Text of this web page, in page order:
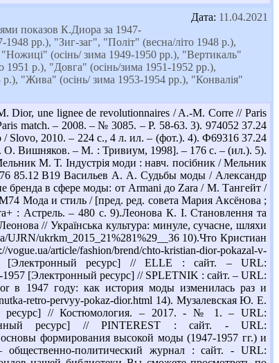
Дата: 11.04.2021
показов К.Диора за 1947-
рр.), "Зиг-заг", "Політ" (весна/літо 1948 р.),
(осінь/ зима 1949-1950 рр.), "Вертикаль"
1951 р.), "Довга" (осінь/зима 1951-1952 рр.),
"Жива" (осінь/ зима 1953-1954 рр.), "Конвалія"
une lignee de revolutionnaires / A.-M. Corre // Paris
match. – 2008. – № 3085. – P. 58-63. 3). 974052 37.24
2010. – 224 с., 4 л. ил. – (фот.). 4). Ф69316 37.24
Вишняков. – М. : Тривиум, 1998]. – 176 с. – (ил.). 5).
М. Т. Індустрія моди : навч. посібник / Мельник
85.12 В19 Васильев А. А. Судьбы моды / Александр
в сфере моды: от Armani до Zara / М. Тангейт /
Мода и стиль / [пред. ред. совета Мария Аксёнова ;
: Астрель. – 480 с. 9).Леонова К. І. Становлення та
// Українська культура: минуле, сучасне, шляхи
ukrkm_2015_21%281%29__36 10).Что Кристиан
article/fashion/brend/chto-kristian-dior-pokazal-v-
[Электронный ресурс] // ELLE : сайт. – URL:
[Электронный ресурс] // SPLETNIK : сайт. – URL:
в 1947 году: как история моды изменилась раз и
retro-pervyy-pokaz-dior.html 14). Музалевская Ю. Е.
ресурс] // Костюмология. – 2017. - № 1. – URL:
ресурс] // PINTEREST : сайт. - URL:
формирования высокой моды (1947-1957 гг.) и
политический журнал : сайт. - URL: